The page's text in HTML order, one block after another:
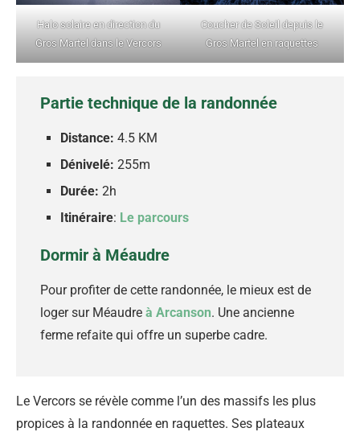
Halo solaire en direction du
Gros Martel dans le Vercors
Coucher de Soleil depuis le
Gros Martel en raquettes
Partie technique de la randonnée
Distance: 4.5 KM
Dénivelé: 255m
Durée: 2h
Itinéraire: Le parcours
Dormir à Méaudre
Pour profiter de cette randonnée, le mieux est de
loger sur Méaudre à Arcanson. Une ancienne
ferme refaite qui offre un superbe cadre.
Le Vercors se révèle comme l’un des massifs les plus
propices à la randonnée en raquettes. Ses plateaux